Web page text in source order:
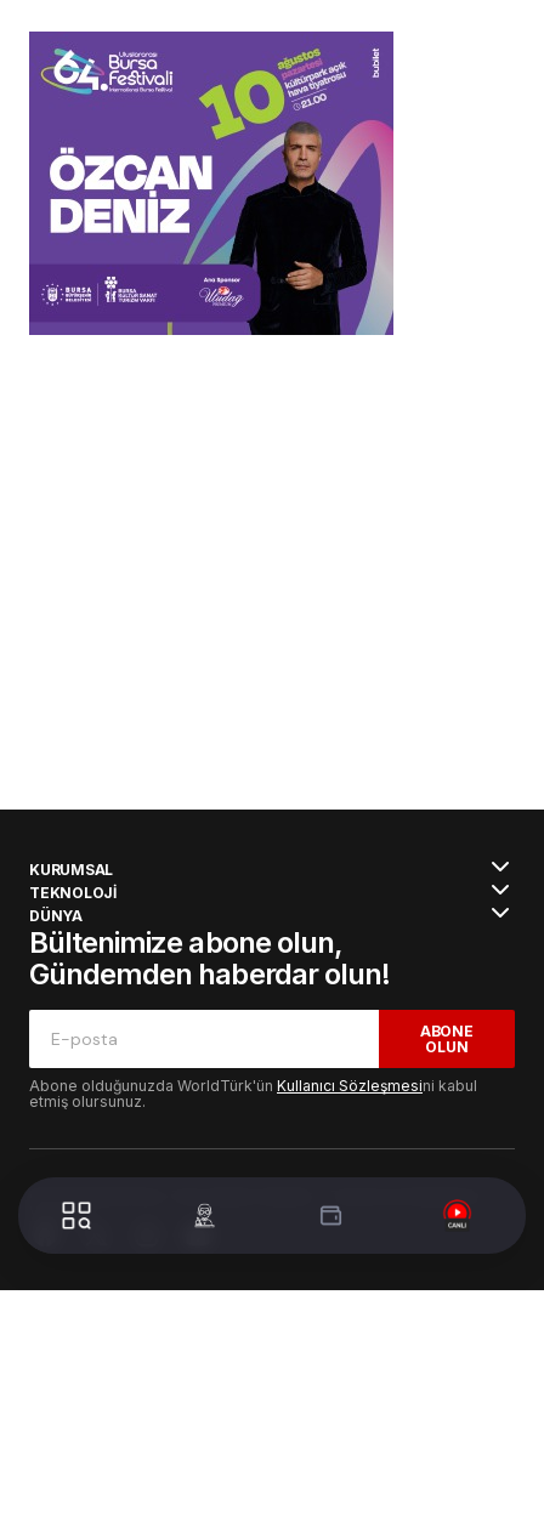
KURUMSAL
TEKNOLOJİ
DÜNYA
Bültenimize abone olun,
Gündemden haberdar olun!
ABONE
OLUN
Abone olduğunuzda WorldTürk'ün Kullanıcı Sözleşmesini kabul
etmiş olursunuz.
© 2024 WorldTurk. Tüm Hakları Saklıdır. - Tasarım & Geliştirme :
Volion's